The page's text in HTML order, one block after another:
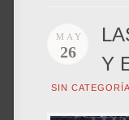
MAY
26
Y
SIN CATEGORÍA